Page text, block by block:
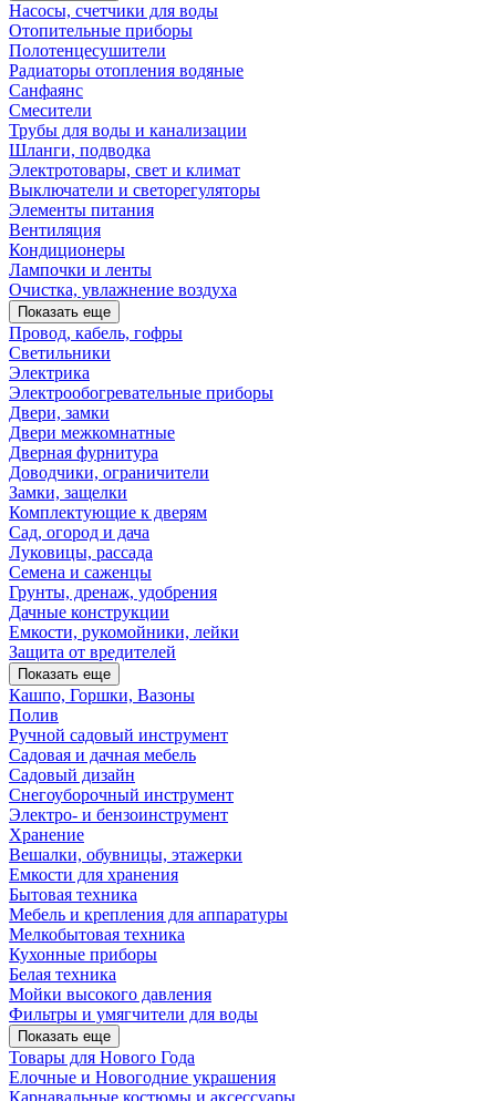
Насосы, счетчики для воды
Отопительные приборы
Полотенцесушители
Радиаторы отопления водяные
Санфаянс
Смесители
Трубы для воды и канализации
Шланги, подводка
Электротовары, свет и климат
Выключатели и светорегуляторы
Элементы питания
Вентиляция
Кондиционеры
Лампочки и ленты
Очистка, увлажнение воздуха
Показать еще
Провод, кабель, гофры
Светильники
Электрика
Электрообогревательные приборы
Двери, замки
Двери межкомнатные
Дверная фурнитура
Доводчики, ограничители
Замки, защелки
Комплектующие к дверям
Сад, огород и дача
Луковицы, рассада
Семена и саженцы
Грунты, дренаж, удобрения
Дачные конструкции
Емкости, рукомойники, лейки
Защита от вредителей
Показать еще
Кашпо, Горшки, Вазоны
Полив
Ручной садовый инструмент
Садовая и дачная мебель
Садовый дизайн
Снегоуборочный инструмент
Электро- и бензоинструмент
Хранение
Вешалки, обувницы, этажерки
Емкости для хранения
Бытовая техника
Мебель и крепления для аппаратуры
Мелкобытовая техника
Кухонные приборы
Белая техника
Мойки высокого давления
Фильтры и умягчители для воды
Показать еще
Товары для Нового Года
Елочные и Новогодние украшения
Карнавальные костюмы и аксессуары